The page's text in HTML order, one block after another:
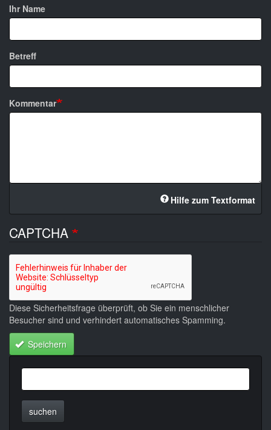
Ihr Name
Betreff
Kommentar
Hilfe zum Textformat
CAPTCHA
Diese Sicherheitsfrage überprüft, ob Sie ein menschlicher
Besucher sind und verhindert automatisches Spamming.
Speichern
suchen